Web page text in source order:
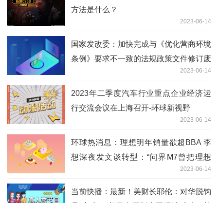
方法是什么？
2023-06-14
国家发改委：加快完成与《优化营商环境
条例》要求不一致的法规政策文件修订废
2023-06-14
2023年二季度汽车行业重点企业经济运
行交流会议在上海召开-环球新视野
2023-06-14
环球热消息：理想明年销量欲超BBA 李
想深夜发文谈转型：“问界M7曾把理想
ONE打残，我们全面学习了‘华为’”2023-06-14
当前快播：最新！美财长耶伦：对华脱钩